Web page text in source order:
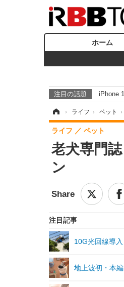
ホーム
注目の話題 iPhone
› ライフ › ペット ›
老犬専門
ン
ライフ ペット
注目記事
10G光回線導
地上波初・本